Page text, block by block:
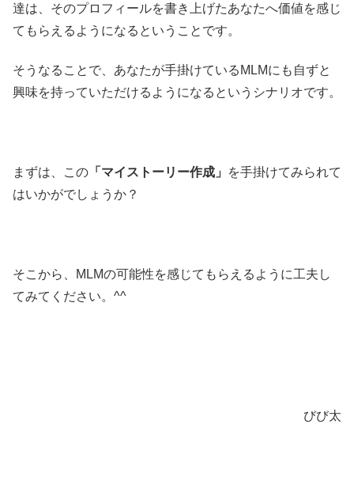
達は、そのプロフィールを書き上げたあなたへ価値を感じ
てもらえるようになるということです。
そうなることで、あなたが手掛けているMLMにも自ずと
興味を持っていただけるようになるというシナリオです。
まずは、この 「マイストーリー作成」
を手掛けてみられて
はいかがでしょうか？
そこから、MLMの可能性を感じてもらえるように工夫し
てみてください。^^
びび太